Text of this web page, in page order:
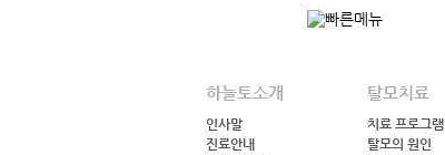
하늘토소개
인사말
진료안내
탈모치료
치료 프로그램
탈모의 원인